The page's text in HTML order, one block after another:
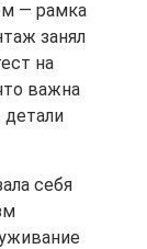
— рамка
занял
на
важна
детали
себя